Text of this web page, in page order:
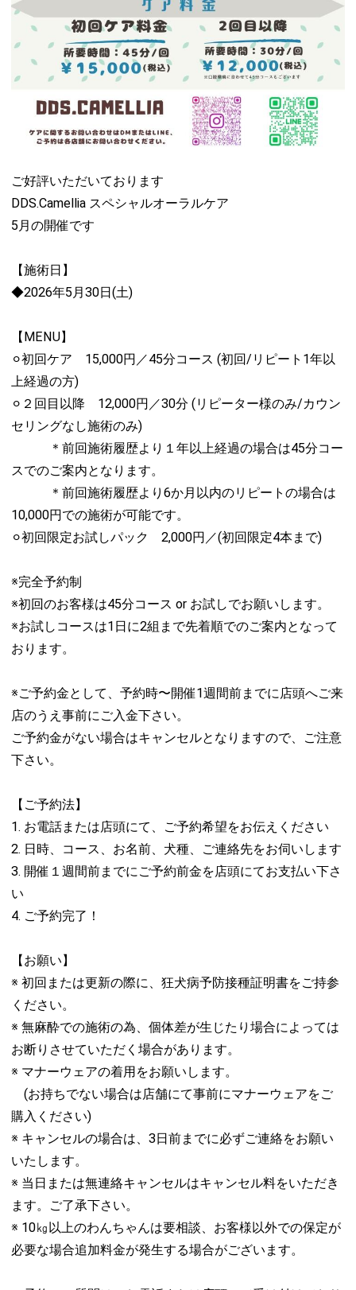
ご好評いただいております
DDS.Camellia スペシャルオーラルケア
5月の開催です
【施術日】
◆2026年5月30日(土)
【MENU】
⚪︎初回ケア 15,000円／45分コース (初回/リピート1年以
上経過の方)
⚪︎２回目以降 12,000円／30分 (リピーター様のみ/カウン
セリングなし施術のみ)
＊前回施術履歴より１年以上経過の場合は45分コー
スでのご案内となります。
＊前回施術履歴より6か月以内のリピートの場合は
10,000円での施術が可能です。
⚪︎初回限定お試しパック 2,000円／(初回限定4本まで)
※完全予約制
※初回のお客様は45分コース or お試しでお願いします。
※お試しコースは1日に2組まで先着順でのご案内となって
おります。
※ご予約金として、予約時〜開催1週間前までに店頭へご来
店のうえ事前にご入金下さい。
ご予約金がない場合はキャンセルとなりますので、ご注意
下さい。
【ご予約法】
1. お電話または店頭にて、ご予約希望をお伝えください
2. 日時、コース、お名前、犬種、ご連絡先をお伺いします
3. 開催１週間前までにご予約前金を店頭にてお支払い下さ
い
4. ご予約完了！
【お願い】
※ 初回または更新の際に、狂犬病予防接種証明書をご持参
ください。
※ 無麻酔での施術の為、個体差が生じたり場合によっては
お断りさせていただく場合があります。
※ マナーウェアの着用をお願いします。
(お持ちでない場合は店舗にて事前にマナーウェアをご
購入ください)
※ キャンセルの場合は、3日前までに必ずご連絡をお願い
いたします。
※ 当日または無連絡キャンセルはキャンセル料をいただき
ます。ご了承下さい。
※ 10㎏以上のわんちゃんは要相談、お客様以外での保定が
必要な場合追加料金が発生する場合がございます。